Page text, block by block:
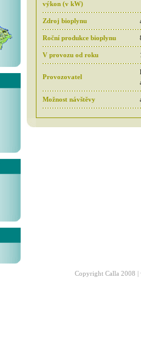
výkon (v kW)
Zdroj bioplynu
Roční produkce bioplynu
V provozu od roku
Provozovatel
Možnost návštěvy
Copyright Calla 2008 |